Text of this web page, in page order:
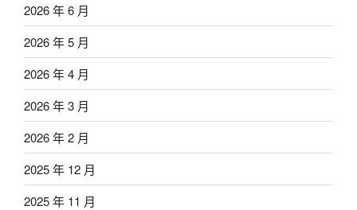
2026 年 6 月
2026 年 5 月
2026 年 4 月
2026 年 3 月
2026 年 2 月
2025 年 12 月
2025 年 11 月